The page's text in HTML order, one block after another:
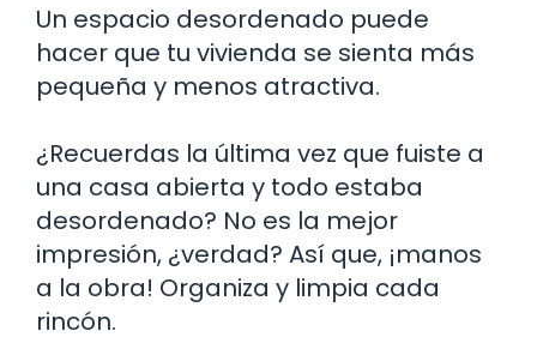
Un espacio desordenado puede
hacer que tu vivienda se sienta más
pequeña y menos atractiva.
¿Recuerdas la última vez que fuiste a
una casa abierta y todo estaba
desordenado? No es la mejor
impresión, ¿verdad? Así que, ¡manos
a la obra! Organiza y limpia cada
rincón.